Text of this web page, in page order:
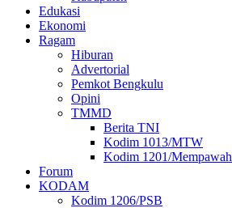
Edukasi
Ekonomi
Ragam
Hiburan
Advertorial
Pemkot Bengkulu
Opini
TMMD
Berita TNI
Kodim 1013/MTW
Kodim 1201/Mempawah
Forum
KODAM
Kodim 1206/PSB